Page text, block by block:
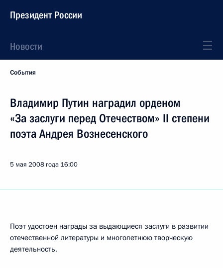
Президент России
Новости
События
Владимир Путин наградил орденом
«За заслуги перед Отечеством» II степени
поэта Андрея Вознесенского
5 мая 2008 года 16:00
Поэт удостоен награды за выдающиеся заслуги в развитии
отечественной литературы и многолетнюю творческую
деятельность.